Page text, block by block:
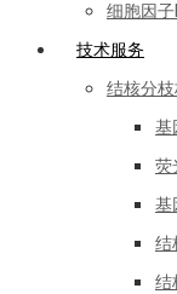
细胞因子
技术服务
结核分
基
荧
基
结
结